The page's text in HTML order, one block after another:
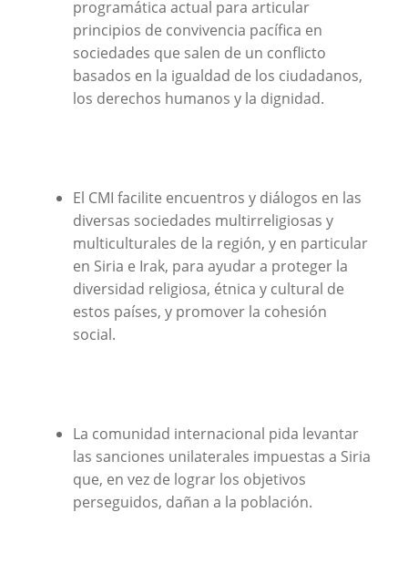
programática actual para articular
principios de convivencia pacífica en
sociedades que salen de un conflicto
basados en la igualdad de los ciudadanos,
los derechos humanos y la dignidad.
El CMI facilite encuentros y diálogos en las
diversas sociedades multirreligiosas y
multiculturales de la región, y en particular
en Siria e Irak, para ayudar a proteger la
diversidad religiosa, étnica y cultural de
estos países, y promover la cohesión
social.
La comunidad internacional pida levantar
las sanciones unilaterales impuestas a Siria
que, en vez de lograr los objetivos
perseguidos, dañan a la población.